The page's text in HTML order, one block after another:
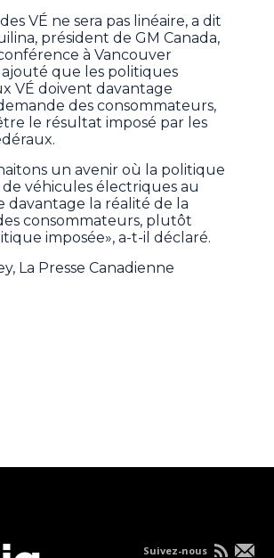
VÉ ne sera pas linéaire, a dit
président de GM Canada,
à Vancouver
ajouté que les politiques
VÉ doivent davantage
des consommateurs,
le résultat imposé par les
un avenir où la politique
véhicules électriques au
davantage la réalité de la
consommateurs, plutôt
imposée», a-t-il déclaré.
La Presse Canadienne
Suivez-nous